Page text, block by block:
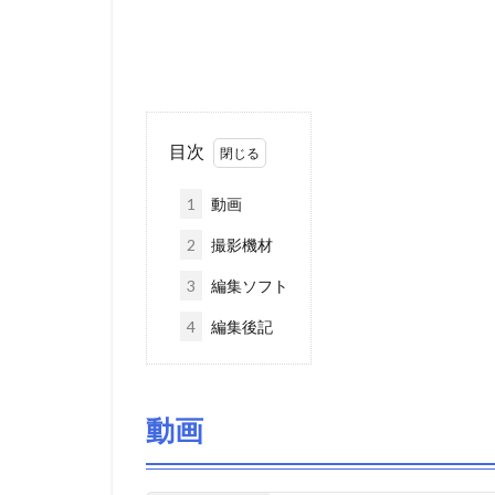
目次
1 動画
2 撮影機材
3 編集ソフト
4 編集後記
動画